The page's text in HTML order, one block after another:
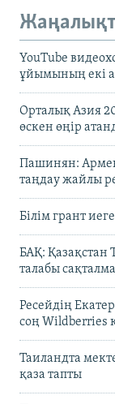
YouTube
ұйымының екі
Орталық Азия
өскен өңір
Пашинян:
таңдау жайлы
Білім грант
БАҚ: Қазақстан
талабы
Ресейдің
соң Wildberries
Таиландта
қаза тапты